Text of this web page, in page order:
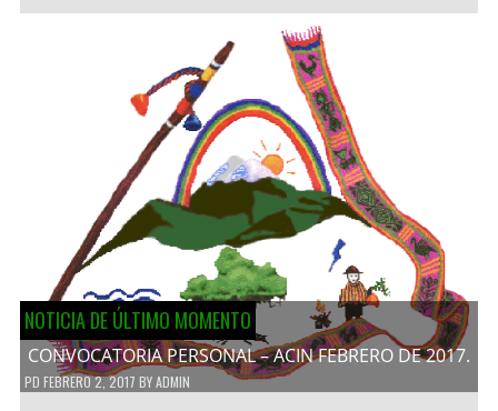
NOTICIA DE ÚLTIMO MOMENTO
CONVOCATORIA PERSONAL – ACIN FEBRERO DE 2017.
PD FEBRERO 2, 2017 BYADMIN